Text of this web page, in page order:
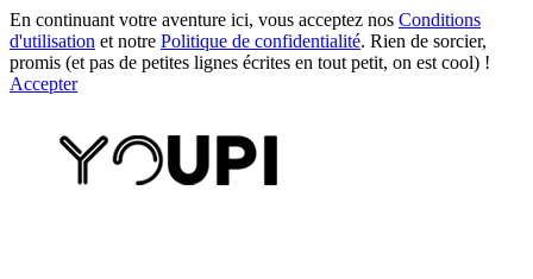
En continuant votre aventure ici, vous acceptez nos Conditions
d'utilisation et notre Politique de confidentialité. Rien de sorcier,
promis (et pas de petites lignes écrites en tout petit, on est cool) !
Accepter